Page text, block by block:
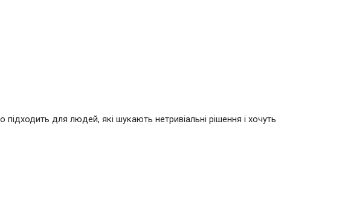
для людей, які шукають нетривіальні рішення і хочуть